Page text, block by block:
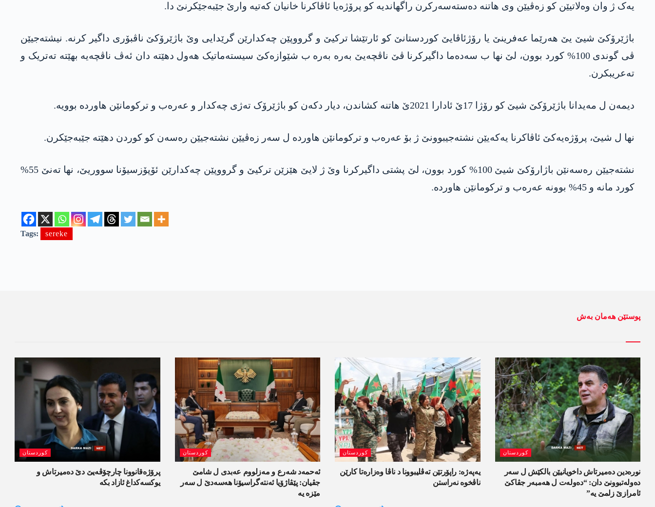
یەک ژ وان وەلاتیێن کو زەڤیێن وی ھاتنە دەستەسەرکرن راگھاندیە کو پرۆژەیا ئاڤاکرنا خانیان کەتیە وارێ جێبەجێکرنێ دا.
باژێرۆکێ شیێ یێ ھەرێما عەفرینێ یا رۆژئاڤایێ کوردستانێ کو ئارتێشا ترکیێ و گرووپێن چەکدارێن گرێدایی وێ باژێرۆکێ ناڤبۆری داگیر کرنە. نیشتەجیێن
ڤی گوندی 100% کورد بوون، لێ نها ب سەدەما داگیرکرنا ڤێ ناڤچەیێ بەرە بەرە ب شێوازەکێ سیستەماتیک هەول دهێتە دان ئەڤ ناڤچەیە بهێتە تەتریک و
تەعریبکرن.
دیمەن ل مەیدانا باژێرۆکێ شیێ کو رۆژا 17ێ ئادارا 2021ێ ھاتنە کشاندن، دیار دکەن کو باژێرۆک تەژی چەکدار و عەرەب و ترکومانێن ھاوردە بوویە.
نھا ل شیێ، پرۆژەیەکێ ئاڤاکرنا یەکەیێن نشتەجیبوونێ ژ بۆ عەرەب و ترکومانێن ھاوردە ل سەر زەڤیێن نشتەجیێن رەسەن کو کوردن دهێتە جێبەجێکرن.
نشتەجیێن رەسەنێن باژارۆکێ شیێ 100% کورد بوون، لێ پشتی داگیرکرنا وێ ژ لایێ ھێزێن ترکیێ و گرووپێن چەکدارێن ئۆپۆزسیۆنا سووریێ، نھا تەنێ 55%
کورد مانە و 45% بوونە عەرەب و ترکومانێن ھاوردە.
Tags: sereke
پوستێن ھەمان بەش
کوردستان
پرۆژەقانوونا چارچۆڤەیێ دێ دەمیرتاش و
یوکسەکداغ ئازاد بکە
کوردستان
ئەحمەد شەرع و مەزلووم عەبدی ل شامێ
جڤیان: پێڤاژۆیا ئەنتەگراسیۆنا ھەسەدێ ل سەر
مێزە یە
کوردستان
یەپەژە: راپۆرتێن تەڤلیبوونا د ناڤا وەزارەتا کارێن
ناڤخوە نەراستن
کوردستان
نورەدین دەمیرتاش داخویانیێن بالکێش ل سەر
دەولەتبوونێ دان: “دەولەت ل ھەمبەر جڤاکێ
ئامرازێ زلمێ یە”